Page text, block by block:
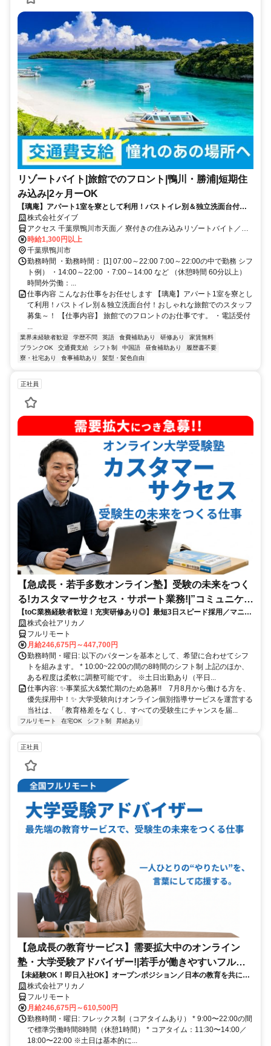
リゾートバイト|旅館でのフロント|鴨川・勝浦|短期住
み込み|2ヶ月ーOK
【璃庵】アパート1室を寮として利用！バストイレ別＆独立洗面台付！
おしゃれな旅館でのスタッフ募集～！
株式会社ダイブ
アクセス 千葉県鴨川市天面／ 寮付きの住み込みリゾートバイト／生
活費が抑えられるのでお金が貯まる／休日は観光し放題／急募／面接
なし
時給1,300円以上
千葉県鴨川市
勤務時間 ・勤務時間： [1] 07:00～22:00 7:00～22:00の中で勤務 シフ
ト例） ・14:00～22:00 ・7:00～14:00 など （休憩時間 60分以上）
時間外労働：...
仕事内容 こんなお仕事をお任せします 【璃庵】アパート1室を寮とし
て利用！バストイレ別＆独立洗面台付！おしゃれな旅館でのスタッフ
募集～！ 【仕事内容】 旅館でのフロントのお仕事です。 ・電話受付
...
業界未経験者歓迎 学歴不問 英語 食費補助あり 研修あり
家賃無料
ブランクOK
交通費支給 シフト制 中国語 昼食補助あり
履歴書不要
寮・社宅あり
食事補助あり 髪型・髪色自由
正社員
【急成長・若手多数オンライン塾】受験の未来をつく
る!カスタマーサクセス・サポート業務!|”コミュニケー
ション”が好きな方!|「フルリモート勤務」
【toC業務経験者歓迎！充実研修あり◎】最短3日スピード採用／マニュ
アル化が進んでいて、迷わず働ける環境です！
株式会社アリカノ
フルリモート
月給246,675円～447,700円
勤務時間・曜日: 以下のパターンを基本として、希望に合わせてシフ
トを組みます。 * 10:00~22:00の間の8時間のシフト制 上記のほか、
ある程度は柔軟に調整可能です。 ※土日出勤あり（平日...
仕事内容: ✨️事業拡大&繁忙期のため急募!! 7月8月から働ける方を、
優先採用中！✨️ 大学受験向けオンライン個別指導サービスを運営する
当社は、 「教育格差をなくし、すべての受験生にチャンスを届...
フルリモート 在宅OK シフト制 昇給あり
正社員
【急成長の教育サービス】需要拡大中のオンライン
塾・大学受験アドバイザー!|若手が働きやすいフルリ
モート勤務
【未経験OK！即日入社OK】オープンポジション／日本の教育を共に変
える仲間を募集します！
株式会社アリカノ
フルリモート
月給246,675円～610,500円
勤務時間・曜日: フレックス制（コアタイムあり） * 9:00〜22:00の間
で標準労働時間8時間（休憩1時間） * コアタイム：11:30〜14:00／
18:00〜22:00 ※土日は基本的に...